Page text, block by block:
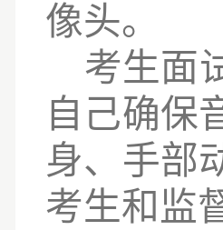
像头。
考生面
自己确保
身、手部
考生和监